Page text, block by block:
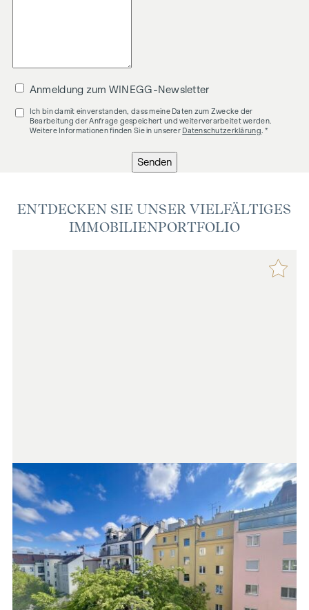
Anmeldung zum WINEGG-Newsletter
Ich bin damit einverstanden, dass meine Daten zum Zwecke der
Bearbeitung der Anfrage gespeichert und weiterverarbeitet werden.
Weitere Informationen finden Sie in unserer Datenschutzerklärung . *
Senden
ENTDECKEN SIE UNSER VIELFÄLTIGES
IMMOBILIENPORTFOLIO